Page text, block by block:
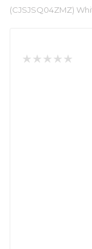
(CJSJSQ04ZMZ)